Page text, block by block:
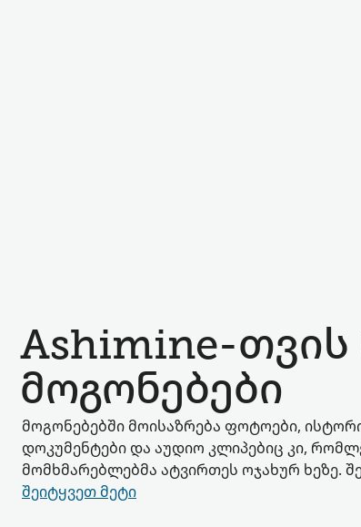
Ashimine-თვის
მოგონებები
მოგონებებში მოისაზრება ფოტოები,
დოკუმენტები და აუდიო კლიპებიც კი,
მომხმარებლებმა ატვირთეს ოჯახურ ხეზე.
შეიტყვეთ მეტი